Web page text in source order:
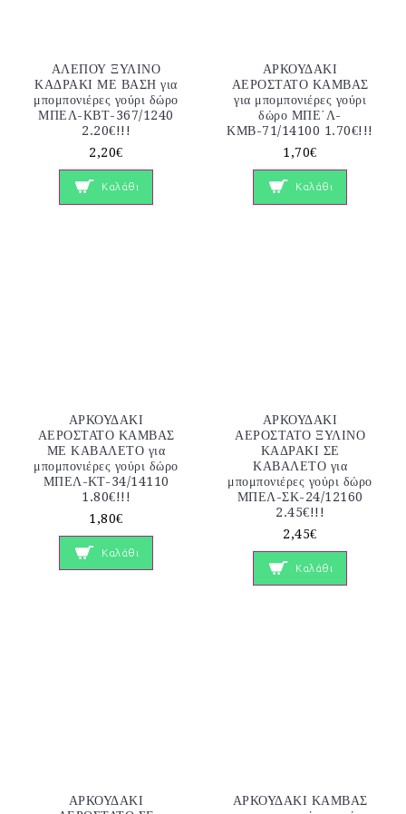
ΑΛΕΠΟΥ ΞΥΛΙΝΟ
ΚΑΔΡΑΚΙ ΜΕ ΒΑΣΗ για
μπομπονιέρες γούρι δώρο
ΜΠΕΛ-ΚΒΤ-367/1240
2.20€!!!
2,20€
Καλάθι
ΑΡΚΟΥΔΑΚΙ
ΑΕΡΟΣΤΑΤΟ ΚΑΜΒΑΣ
για μπομπονιέρες γούρι
δώρο ΜΠΕ΄Λ-
ΚΜΒ-71/14100 1.70€!!!
1,70€
Καλάθι
ΑΡΚΟΥΔΑΚΙ
ΑΕΡΟΣΤΑΤΟ ΚΑΜΒΑΣ
ΜΕ ΚΑΒΑΛΕΤΟ για
μπομπονιέρες γούρι δώρο
ΜΠΕΛ-ΚΤ-34/14110
1.80€!!!
1,80€
Καλάθι
ΑΡΚΟΥΔΑΚΙ
ΑΕΡΟΣΤΑΤΟ ΞΥΛΙΝΟ
ΚΑΔΡΑΚΙ ΣΕ
ΚΑΒΑΛΕΤΟ για
μπομπονιέρες γούρι δώρο
ΜΠΕΛ-ΣΚ-24/12160
2.45€!!!
2,45€
Καλάθι
ΑΡΚΟΥΔΑΚΙ
ΑΡΚΟΥΔΑΚΙ ΚΑΜΒΑΣ